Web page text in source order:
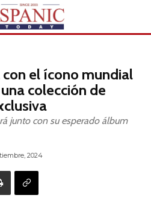
con el ícono mundial
colección de
junto con su esperado álbum
2024